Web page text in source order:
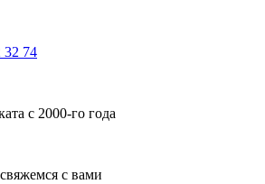
32 74
с 2000-го года
с вами